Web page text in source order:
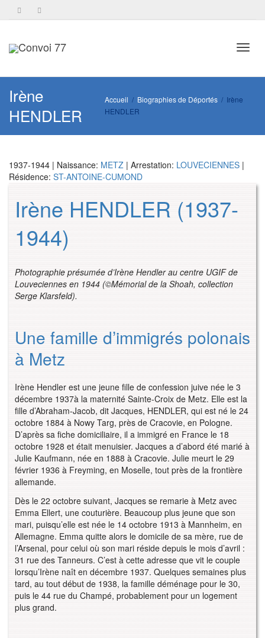
Irène
HENDLER
Accueil Biographies de Déportés
Irène
HENDLER
1937-1944 | Naissance: METZ | Arrestation: LOUVECIENNES |
Résidence: ST-ANTOINE-CUMOND
Irène HENDLER (1937-
1944)
Photographie présumée d’Irène Hendler au centre UGIF de
Louveciennes en 1944 (©Mémorial de la Shoah, collection
Serge Klarsfeld).
Une famille d’immigrés polonais
à Metz
Irène Hendler est une jeune fille de confession juive née le 3
décembre 1937à la maternité Sainte-Croix de Metz. Elle est la
fille d’Abraham-Jacob, dit Jacques, HENDLER, qui est né le 24
octobre 1884 à Nowy Targ, près de Cracovie, en Pologne.
D’après sa fiche domiciliaire, il a immigré en France le 18
octobre 1928 et était menuisier. Jacques a d’abord été marié à
Julie Kaufmann, née en 1888 à Cracovie. Julie meurt le 29
février 1936 à Freyming, en Moselle, tout près de la frontière
allemande.
Dès le 22 octobre suivant, Jacques se remarie à Metz avec
Emma Ellert, une couturière. Beaucoup plus jeune que son
mari, puisqu’elle est née le 14 octobre 1913 à Mannheim, en
Allemagne. Emma quitte alors le domicile de sa mère, rue de
l’Arsenal, pour celui où son mari réside depuis le mois d’avril :
31 rue des Tanneurs. C’est à cette adresse que vit le couple
lorsqu’Irène naît en décembre 1937. Quelques semaines plus
tard, au tout début de 1938, la famille déménage pour le 30,
puis le 44 rue du Champé, probablement pour un logement
plus grand.